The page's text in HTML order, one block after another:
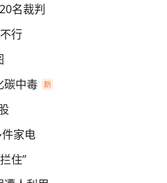
名裁判
行
碳中毒
家电
住”